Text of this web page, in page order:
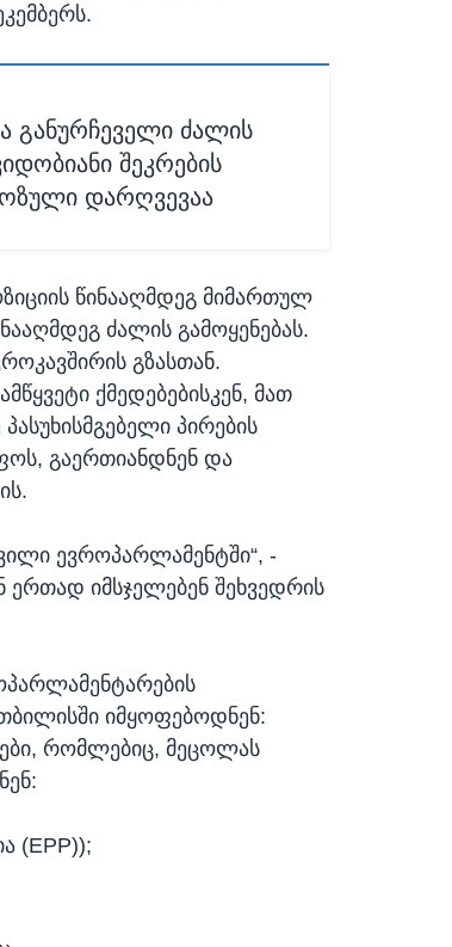
განურჩეველი ძალის
შეკრების
დარღვევაა
წინააღმდეგ მიმართულ
ძალის გამოყენებას.
გზასთან.
ქმედებებისკენ, მათ
პირების
გაერთიანდნენ და
ევროპარლამენტში“, -
ერთად იმსჯელებენ შეხვედრის
იმყოფებოდნენ:
რომლებიც, მეცოლას
(EPP));